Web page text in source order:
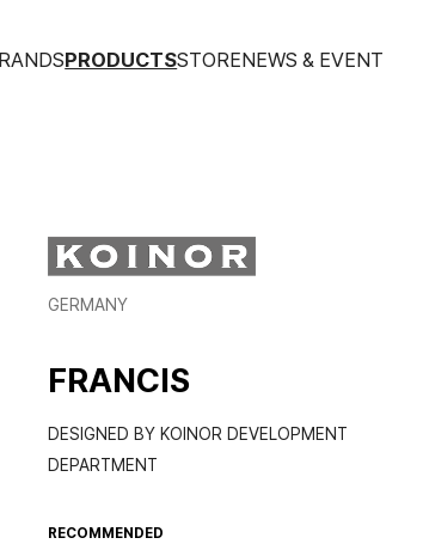
PRODUCTSSTORENEWS & EVENT
GERMANY
FRANCIS
DESIGNED BY KOINOR DEVELOPMENT
DEPARTMENT
RECOMMENDED